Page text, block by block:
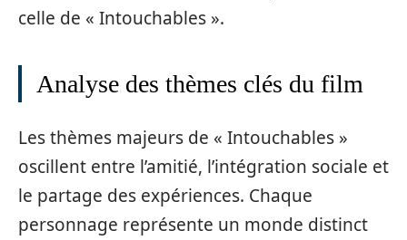
celle de « Intouchables ».
Analyse des thèmes clés du film
Les thèmes majeurs de « Intouchables »
oscillent entre l’amitié, l’intégration sociale et
le partage des expériences. Chaque
personnage représente un monde distinct